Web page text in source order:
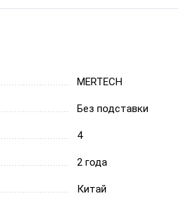
MERTECH
Без подставки
4
2 года
Китай